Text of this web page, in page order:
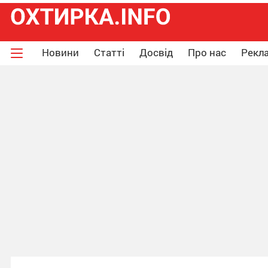
Новини Статті Досвід Про нас